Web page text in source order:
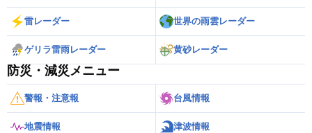
雷レーダー 世界の雨雲レーダー
ゲリラ雷雨レーダー 黄砂レーダー
防災・減災メニュー
警報・注意報 台風情報
地震情報 津波情報